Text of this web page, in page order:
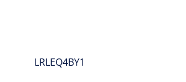
LRLEQ4BY1